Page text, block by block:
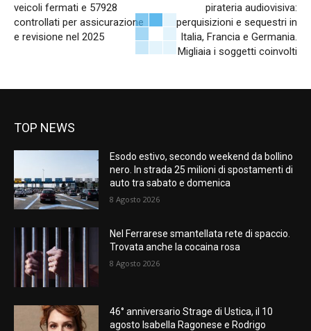
veicoli fermati e 57928
controllati per assicurazione
e revisione nel 2025
pirateria audiovisiva:
perquisizioni e sequestri in
Italia, Francia e Germania.
Migliaia i soggetti coinvolti
TOP NEWS
Esodo estivo, secondo weekend da bollino
nero. In strada 25 milioni di spostamenti di
auto tra sabato e domenica
8 Agosto 2026
Nel Ferrarese smantellata rete di spaccio.
Trovata anche la cocaina rosa
8 Agosto 2026
46° anniversario Strage di Ustica, il 10
agosto Isabella Ragonese e Rodrigo